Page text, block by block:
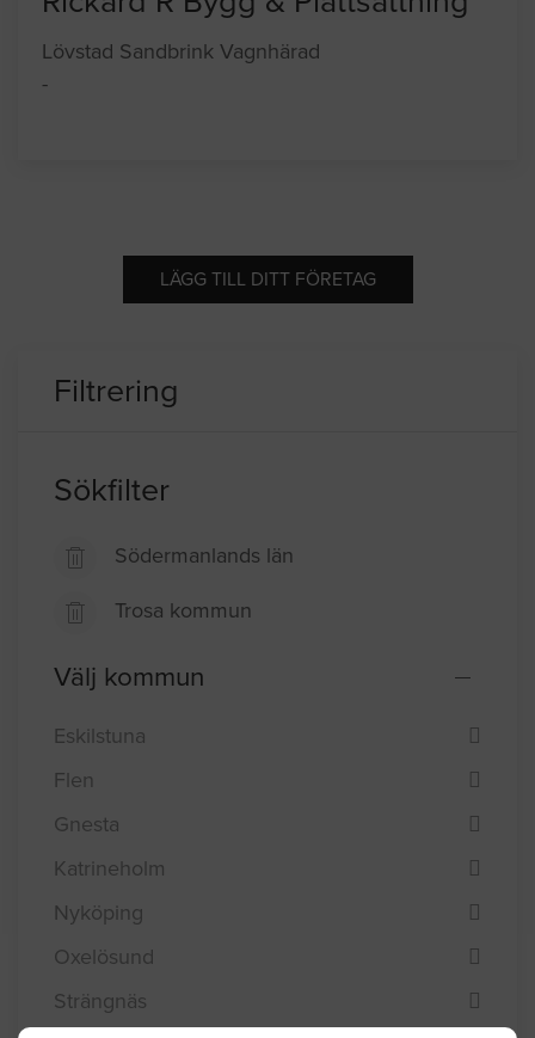
Lövstad Sandbrink Vagnhärad
-
LÄGG TILL DITT FÖRETAG
Filtrering
Sökfilter
Södermanlands län
Trosa kommun
Välj kommun
Eskilstuna
Flen
Gnesta
Katrineholm
Nyköping
Oxelösund
Strängnäs